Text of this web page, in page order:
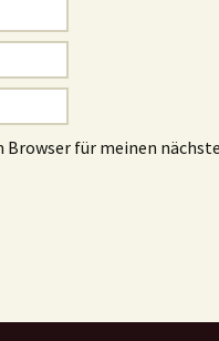
Browser für meinen